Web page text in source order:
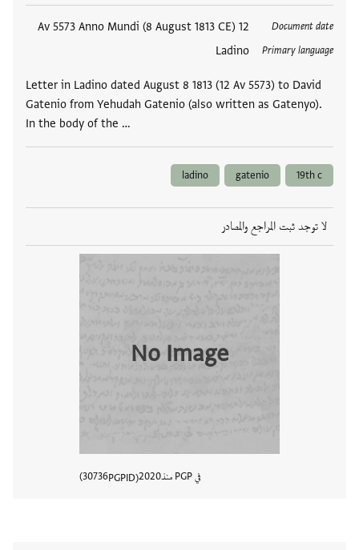
Document date
12 Av 5573 Anno Mundi (8 August 1813 CE)
Primary language
Ladino
Letter in Ladino dated August 8 1813 (12 Av 5573) to David
Gatenio from Yehudah Gatenio (also written as Gatenyo).
In the body of the …
العلامات
19th c
gatenio
ladino
لا توجد ثبت المراجع والمصادر
No Image
في PGP منذ 2020
PGPID
30736